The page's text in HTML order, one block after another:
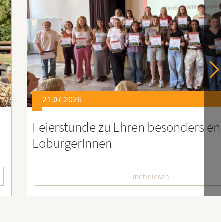
21.07.2026
Soziales Engagement für
Ruanda – Wir sind dabei!
mehr lesen